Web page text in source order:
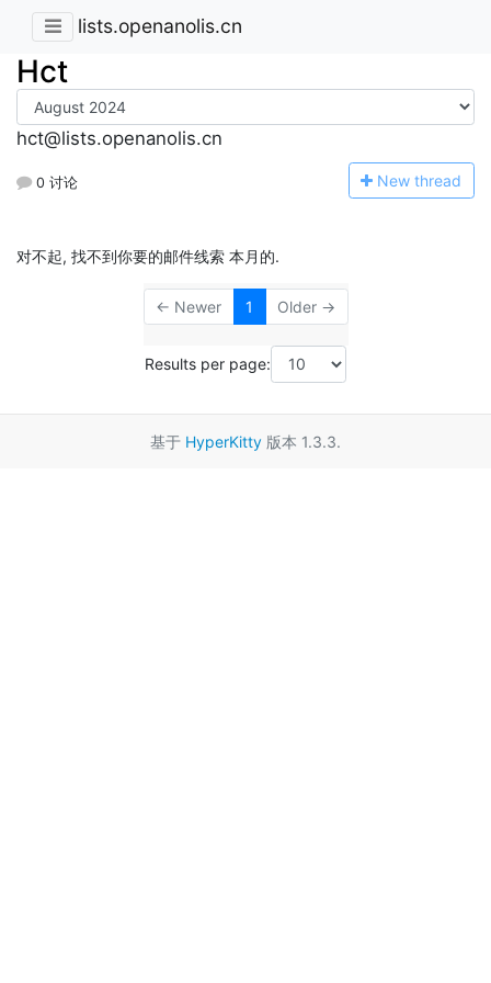
lists.openanolis.cn
Hct
hct@lists.openanolis.cn
0 讨论 New thread
对不起, 找不到你要的邮件线索 本月的.
← Newer 1 Older →
Results per page:
基于 HyperKitty 版本 1.3.3.